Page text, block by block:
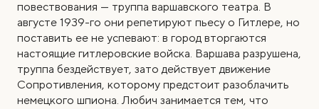
повествования — труппа варшавского театра. В
августе 1939-го они репетируют пьесу о Гитлере, но
поставить ее не успевают: в город вторгаются
настоящие гитлеровские войска. Варшава разрушена,
труппа бездействует, зато действует движение
Сопротивления, которому предстоит разоблачить
немецкого шпиона. Любич занимается тем, что